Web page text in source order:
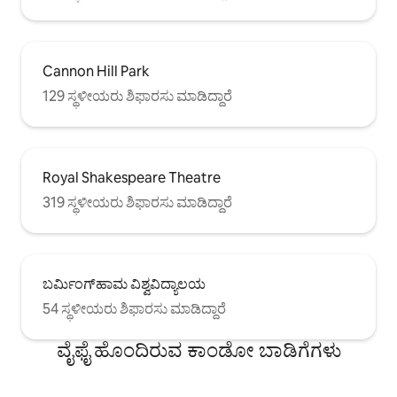
Cannon Hill Park
129 ಸ್ಥಳೀಯರು ಶಿಫಾರಸು ಮಾಡಿದ್ದಾರೆ
Royal Shakespeare Theatre
319 ಸ್ಥಳೀಯರು ಶಿಫಾರಸು ಮಾಡಿದ್ದಾರೆ
ಬರ್ಮಿಂಗ್‌ಹಾಮ ವಿಶ್ವವಿದ್ಯಾಲಯ
54 ಸ್ಥಳೀಯರು ಶಿಫಾರಸು ಮಾಡಿದ್ದಾರೆ
ವೈಫೈ ಹೊಂದಿರುವ ಕಾಂಡೋ ಬಾಡಿಗೆಗಳು